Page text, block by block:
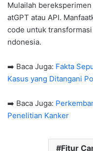
Mulailah bereksperimen
atGPT atau API.
code untuk
ndonesia.
➡️ Baca Juga: Fakta
Kasus yang Ditangani
➡️ Baca Juga:
Penelitian Kanker
Fitur